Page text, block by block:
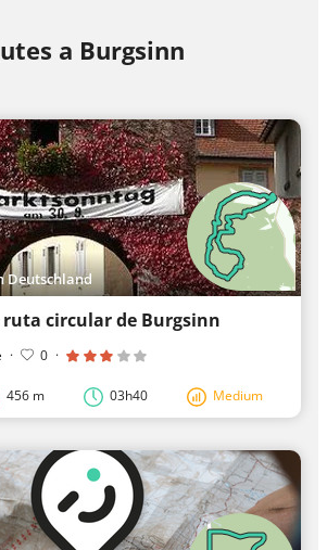
a Burgsinn
Deutschland
ruta circular de Burgsinn
· 0 ·
456 m 03h40 Medium